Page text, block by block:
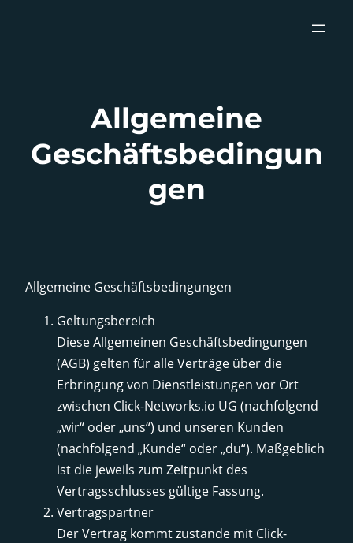
Allgemeine
Geschäftsbedingun
gen
Allgemeine Geschäftsbedingungen
Geltungsbereich
Diese Allgemeinen Geschäftsbedingungen
(AGB) gelten für alle Verträge über die
Erbringung von Dienstleistungen vor Ort
zwischen Click-Networks.io UG (nachfolgend
„wir“ oder „uns“) und unseren Kunden
(nachfolgend „Kunde“ oder „du“). Maßgeblich
ist die jeweils zum Zeitpunkt des
Vertragsschlusses gültige Fassung.
Vertragspartner
Der Vertrag kommt zustande mit Click-